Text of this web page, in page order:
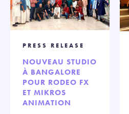
PRESS RELEASE
NOUVEAU STUDIO
À BANGALORE
POUR RODEO FX
ET MIKROS
ANIMATION